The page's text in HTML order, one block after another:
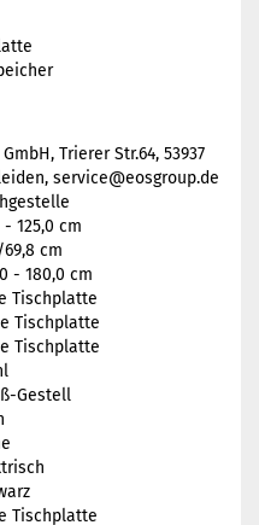
GmbH, Trierer Str.64, 53937
service@eosgroup.de
- 125,0 cm
69,8 cm
- 180,0 cm
Tischplatte
Tischplatte
Tischplatte
Gestell
Tischplatte